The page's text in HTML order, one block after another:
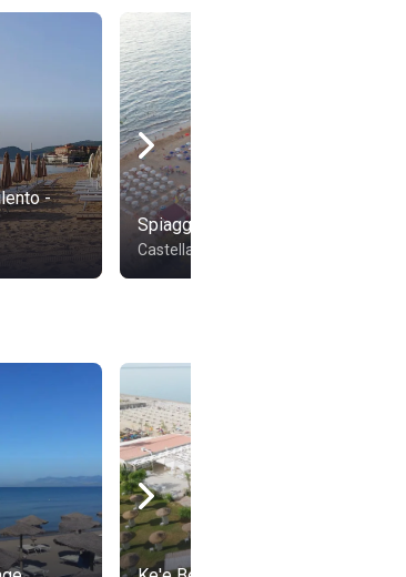
-
Spiaggia Pozzillo 2
Castellabate